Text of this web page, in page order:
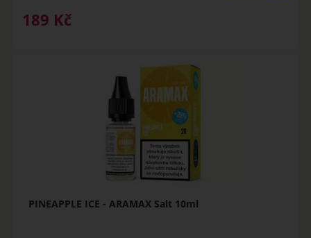
189 Kč
PINEAPPLE ICE - ARAMAX Salt 10ml